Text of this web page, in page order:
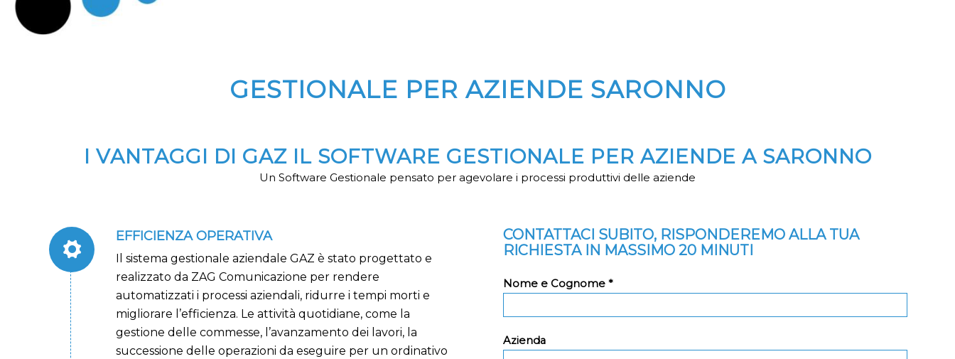
GESTIONALE PER AZIENDE SARONNO
I VANTAGGI DI GAZ IL SOFTWARE GESTIONALE PER AZIENDE A SARONNO
Un Software Gestionale pensato per agevolare i processi produttivi delle aziende
EFFICIENZA OPERATIVA
Il sistema gestionale aziendale GAZ è stato progettato e
realizzato da ZAG Comunicazione per rendere
automatizzati i processi aziendali, ridurre i tempi morti e
migliorare l’efficienza. Le attività quotidiane, come la
gestione delle commesse, l’avanzamento dei lavori, la
successione delle operazioni da eseguire per un ordinativo
CONTATTACI SUBITO, RISPONDEREMO ALLA TUA
RICHIESTA IN MASSIMO 20 MINUTI
Nome e Cognome *
Azienda